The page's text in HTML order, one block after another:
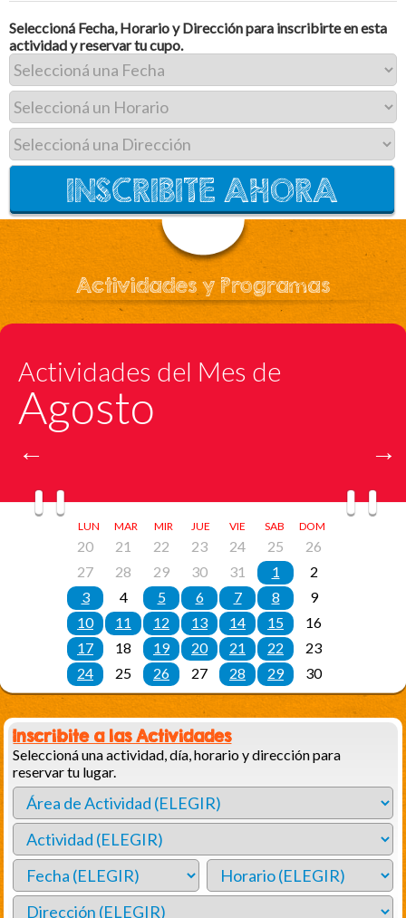
Seleccioná Fecha, Horario y Dirección para inscribirte en esta
actividad y reservar tu cupo.
Actividades y Programas
Inscribite a las Actividades
Seleccioná una actividad, día, horario y dirección para
reservar tu lugar.